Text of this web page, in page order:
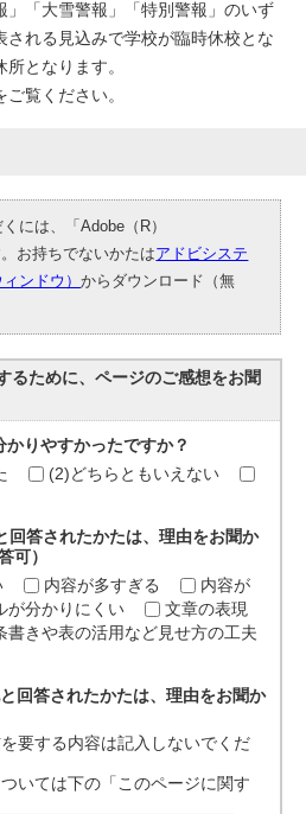
」「大雪警報」「特別警報」のいず
される見込みで学校が臨時休校とな
となります。
覧ください。
には、「Adobe（R）
お持ちでないかたはアドビシステ
ンドウ）からダウンロード（無
るために、ページのご感想をお聞
りやすかったですか？
(2)どちらともいえない
回答されたかたは、理由をお聞か
可）
内容が多すぎる
内容が
が分かりにくい
文章の表現
書きや表の活用など見せ方の工夫
回答されたかたは、理由をお聞か
要する内容は記入しないでくだ
いては下の「このページに関す